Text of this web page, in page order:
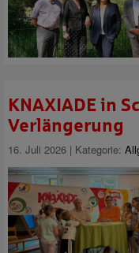
KNAXIADE in
Verlängerung
16. Juli 2026 | Kategorie: